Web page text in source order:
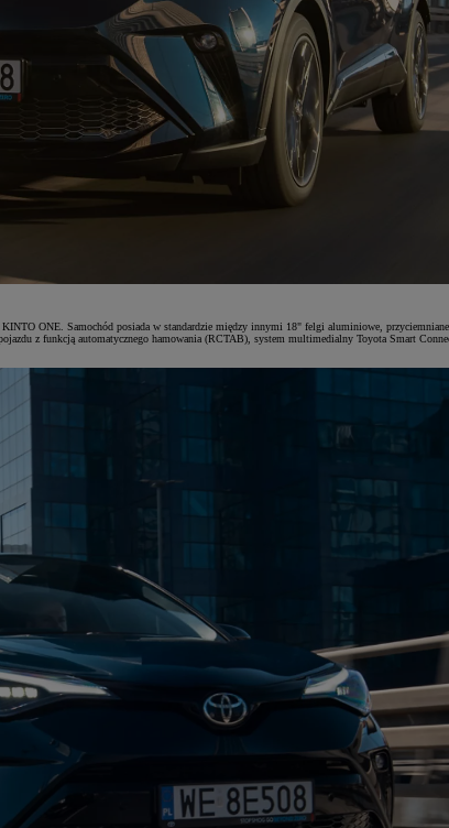
ONE. Samochód posiada w standardzie między innymi 18" felgi aluminiowe,
z funkcją automatycznego hamowania (RCTAB), system multimedialny Toyota Smart